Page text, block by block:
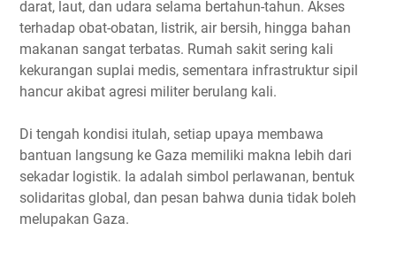
darat, laut, dan udara selama bertahun-tahun. Akses
terhadap obat-obatan, listrik, air bersih, hingga bahan
makanan sangat terbatas. Rumah sakit sering kali
kekurangan suplai medis, sementara infrastruktur sipil
hancur akibat agresi militer berulang kali.
Di tengah kondisi itulah, setiap upaya membawa
bantuan langsung ke Gaza memiliki makna lebih dari
sekadar logistik. Ia adalah simbol perlawanan, bentuk
solidaritas global, dan pesan bahwa dunia tidak boleh
melupakan Gaza.